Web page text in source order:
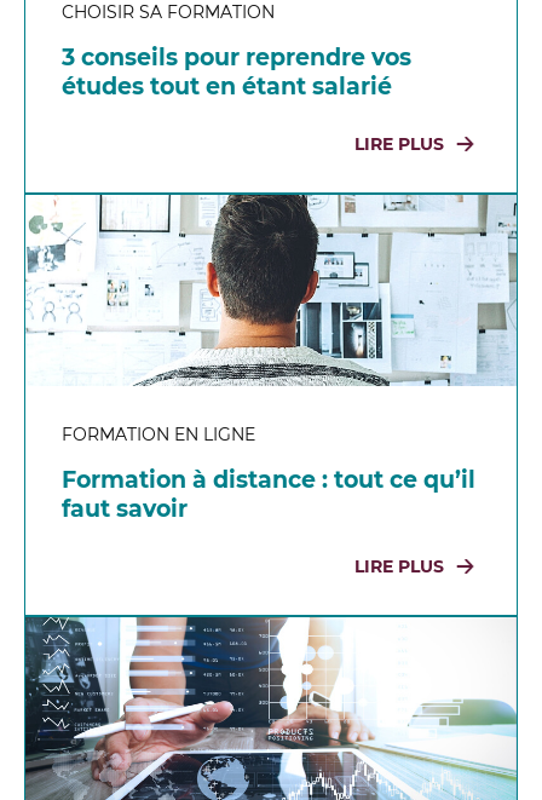
CHOISIR SA FORMATION
3 conseils pour reprendre vos
études tout en étant salarié
LIRE PLUS
FORMATION EN LIGNE
Formation à distance : tout ce qu’il
faut savoir
LIRE PLUS